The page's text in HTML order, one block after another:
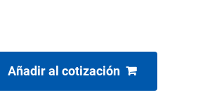
Añadir al cotización